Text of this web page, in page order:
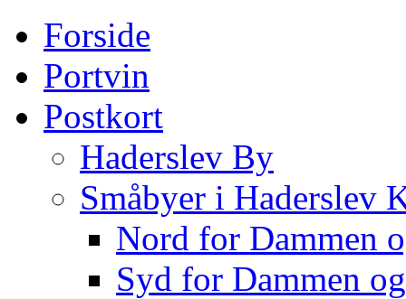
Forside
Portvin
Postkort
Haderslev By
Småbyer i Haderslev
Nord for Dammen
Syd for Dammen